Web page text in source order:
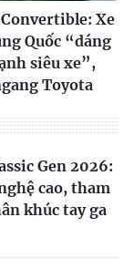
Convertible: Xe
Quốc “dáng
siêu xe”,
Toyota
Gen 2026:
cao, tham
khúc tay ga